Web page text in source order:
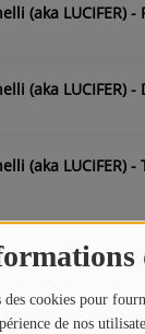
cookies pour
de nos
LUCIFER) -
(aka LUCIFER) -
(aka LUCIFER) -
LUCIFER) -
LUCIFER) -